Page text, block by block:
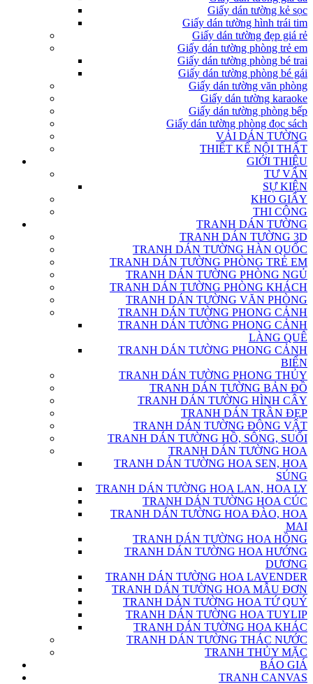
Giấy dán tường kẻ sọc
Giấy dán tường hình trái tim
Giấy dán tường đẹp giá rẻ
Giấy dán tường phòng trẻ em
Giấy dán tường phòng bé trai
Giấy dán tường phòng bé gái
Giấy dán tường văn phòng
Giấy dán tường karaoke
Giấy dán tường phòng bếp
Giấy dán tường phòng đọc sách
VẢI DÁN TƯỜNG
THIẾT KẾ NỘI THẤT
GIỚI THIỆU
TƯ VẤN
SỰ KIỆN
KHO GIẤY
THI CÔNG
TRANH DÁN TƯỜNG
TRANH DÁN TƯỜNG 3D
TRANH DÁN TƯỜNG HÀN QUỐC
TRANH DÁN TƯỜNG PHÒNG TRẺ EM
TRANH DÁN TƯỜNG PHÒNG NGỦ
TRANH DÁN TƯỜNG PHÒNG KHÁCH
TRANH DÁN TƯỜNG VĂN PHÒNG
TRANH DÁN TƯỜNG PHONG CẢNH
TRANH DÁN TƯỜNG PHONG CẢNH
LÀNG QUÊ
TRANH DÁN TƯỜNG PHONG CẢNH
BIỂN
TRANH DÁN TƯỜNG PHONG THỦY
TRANH DÁN TƯỜNG BẢN ĐỒ
TRANH DÁN TƯỜNG HÌNH CÂY
TRANH DÁN TRẦN ĐẸP
TRANH DÁN TƯỜNG ĐỘNG VẬT
TRANH DÁN TƯỜNG HỒ, SÔNG, SUỐI
TRANH DÁN TƯỜNG HOA
TRANH DÁN TƯỜNG HOA SEN, HOA
SÚNG
TRANH DÁN TƯỜNG HOA LAN, HOA LY
TRANH DÁN TƯỜNG HOA CÚC
TRANH DÁN TƯỜNG HOA ĐÀO, HOA
MAI
TRANH DÁN TƯỜNG HOA HỒNG
TRANH DÁN TƯỜNG HOA HƯỚNG
DƯƠNG
TRANH DÁN TƯỜNG HOA LAVENDER
TRANH DÁN TƯỜNG HOA MẪU ĐƠN
TRANH DÁN TƯỜNG HOA TỨ QUÝ
TRANH DÁN TƯỜNG HOA TUYLIP
TRANH DÁN TƯỜNG HOA KHÁC
TRANH DÁN TƯỜNG THÁC NƯỚC
TRANH THỦY MẶC
BÁO GIÁ
TRANH CANVAS